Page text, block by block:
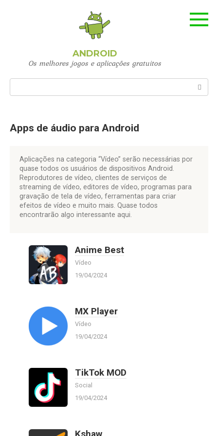
ANDROID
Os melhores jogos e aplicações gratuitos
Search:
Apps de áudio para Android
Aplicações na categoria “Vídeo” serão necessárias por
quase todos os usuários de dispositivos Android.
Reprodutores de vídeo, clientes de serviços de
streaming de vídeo, editores de vídeo, programas para
gravação de tela de vídeo, ferramentas para criar
efeitos de vídeo e muito mais. Quase todos
encontrarão algo interessante aqui.
Anime Best
Vídeo
19/04/2024
MX Player
Vídeo
19/04/2024
TikTok MOD
Social
19/04/2024